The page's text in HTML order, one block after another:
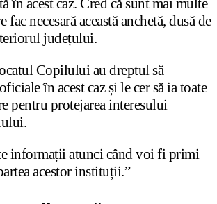
în acest caz. Cred că sunt mai multe
fac necesară această anchetă, dusă de
județului.
Copilului au dreptul să
în acest caz și le cer să ia toate
pentru protejarea interesului
informații atunci când voi fi primi
acestor instituții.”